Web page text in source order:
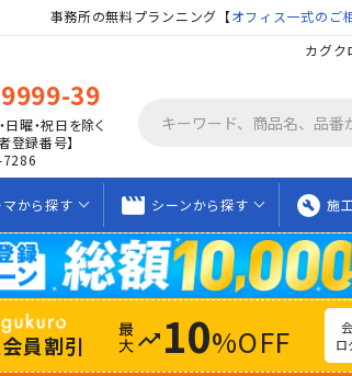
事務所の無料プランニング【オフィス一式のご
カグク
39
日曜・祝日を除く
登録番号】
マから探す movie_creation シーンから探す build_circle 施
員割引 trending_up 10%OFF
ロ